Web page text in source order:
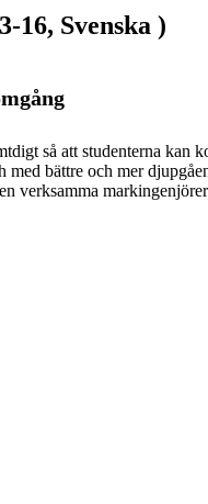
16, Svenska )
så att studenterna kan
bättre och mer